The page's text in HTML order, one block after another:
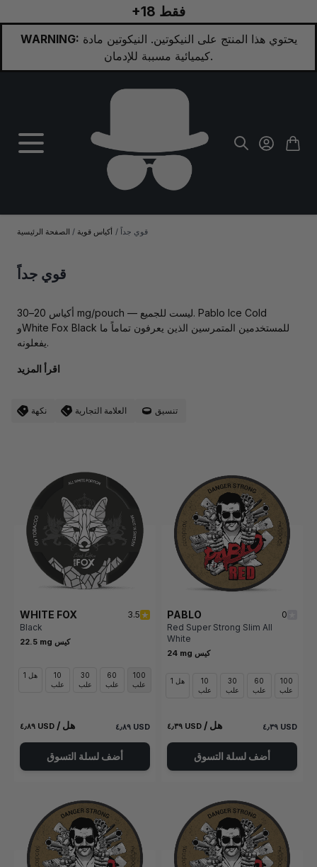
+18 فقط
WARNING:
كيميائية مسببة للإدمان.
الصفحة الرئيسية / أكياس قوية / قوي جداً
قوي جداً
أكياس 20–30 mg/pouch — ليست للجميع. Pablo Ice Cold
وWhite Fox Black للمستخدمين المتمرسين الذين يعرفون تماماً ما
يفعلونه.
اقرأ المزيد
نكهة العلامة التجارية تنسيق
WHITE FOX
3.5
Black
22.5 mg كيس
1 هل
10
علب
30
علب
60
علب
100
علب
٤٫٨٩ USD / هل ٤٫٨٩ USD
أضف لسلة التسوق
PABLO
0
Red Super Strong Slim All
White
24 mg كيس
1 هل
10
علب
30
علب
60
علب
100
علب
٤٫٣٩ USD / هل ٤٫٣٩ USD
أضف لسلة التسوق